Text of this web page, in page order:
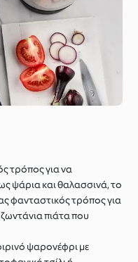
τρόπος για να
ψάρια και θαλασσινά, το
φανταστικός τρόπος για
πιάτα που
ψαρονέφρι με